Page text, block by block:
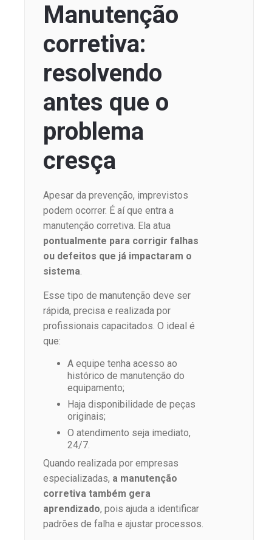
Manutenção
corretiva:
resolvendo
antes que o
problema
cresça
Apesar da prevenção, imprevistos
podem ocorrer. É aí que entra a
manutenção corretiva. Ela atua
pontualmente para corrigir falhas
ou defeitos que já impactaram o
sistema.
Esse tipo de manutenção deve ser
rápida, precisa e realizada por
profissionais capacitados. O ideal é
que:
A equipe tenha acesso ao
histórico de manutenção do
equipamento;
Haja disponibilidade de peças
originais;
O atendimento seja imediato,
24/7.
Quando realizada por empresas
especializadas, a manutenção
corretiva também gera
aprendizado, pois ajuda a identificar
padrões de falha e ajustar processos.